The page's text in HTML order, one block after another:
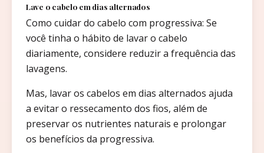
Lave o cabelo em dias alternados
Como cuidar do cabelo com progressiva: Se
você tinha o hábito de lavar o cabelo
diariamente, considere reduzir a frequência das
lavagens.
Mas, lavar os cabelos em dias alternados ajuda
a evitar o ressecamento dos fios, além de
preservar os nutrientes naturais e prolongar
os benefícios da progressiva.